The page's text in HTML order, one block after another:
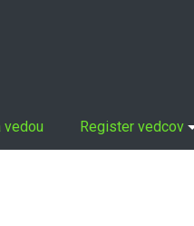
vedou Register vedcov